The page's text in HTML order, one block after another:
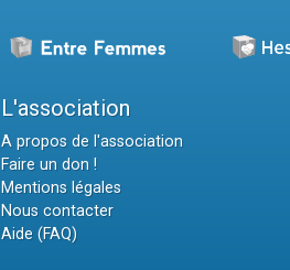
L'association
A propos de l'association
Faire un don !
Mentions légales
Nous contacter
Aide (FAQ)